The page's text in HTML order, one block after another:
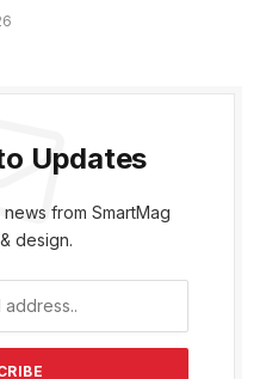
Updates
from SmartMag
design.